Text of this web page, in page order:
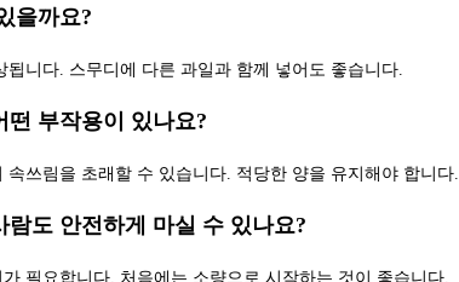
을까요?
니다. 스무디에 다른 과일과 함께 넣어도 좋습니다.
떤 부작용이 있나요?
쓰림을 초래할 수 있습니다. 적당한 양을 유지해야 합니다.
도 안전하게 마실 수 있나요?
필요합니다. 처음에는 소량으로 시작하는 것이 좋습니다.